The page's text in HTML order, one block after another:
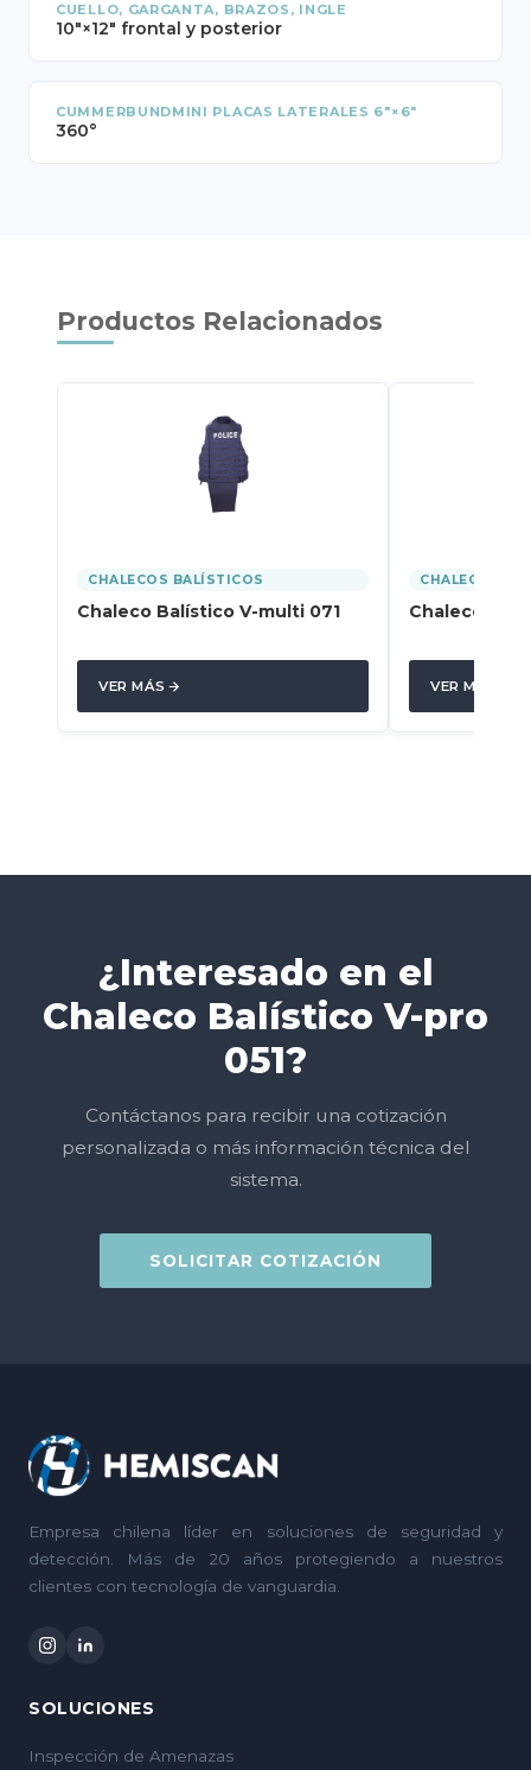
CUELLO, GARGANTA, BRAZOS, INGLE
10"×12" frontal y posterior
CUMMERBUNDMINI PLACAS LATERALES 6"×6"
360°
Productos Relacionados
CHALECOS BALÍSTICOS
Chaleco Balístico V-multi 071
VER MÁS
CHALECOS
Chaleco
VER MÁS
¿Interesado en el
Chaleco Balístico V-pro
051?
Contáctanos para recibir una cotización
personalizada o más información técnica del
sistema.
SOLICITAR COTIZACIÓN
Empresa chilena líder en soluciones de seguridad y
detección. Más de 20 años protegiendo a nuestros
clientes con tecnología de vanguardia.
SOLUCIONES
Inspección de Amenazas